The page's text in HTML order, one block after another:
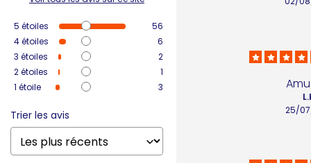
5 étoiles
56
4étoiles
6
3 étoiles
2
2étoiles
1
1 étoile 3
Trier les avis 25/